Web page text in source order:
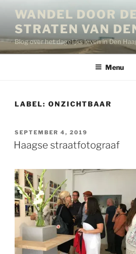
inhoud
WANDEL DOOR
STRATEN VAN
Blog over het dagelijks leven in Den
Menu
LABEL: ONZICHTBAAR
GEPLAATST
OP
SEPTEMBER 4, 2019
Haagse straatfotograaf